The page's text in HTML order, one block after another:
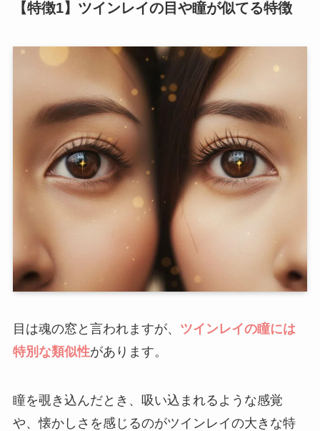
【特徴1】ツインレイの目や瞳が似てる特徴
目は魂の窓と言われますが、 ツインレイの瞳には
特別な類似性があります。
瞳を覗き込んだとき、吸い込まれるような感覚
や、懐かしさを感じるのがツインレイの大きな特